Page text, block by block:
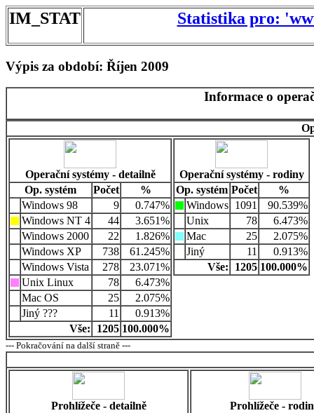
IM_STAT Statistika pro:
Výpis za období: Říjen 2009
Informace o
Operační systémy - detailně
Op. systém
Počet
%
Windows 98
9
0.747%
Windows NT 4
44
3.651%
Windows 2000
22
1.826%
Windows XP
738
61.245%
Windows Vista
278
23.071%
Unix Linux
78
6.473%
Mac OS
25
2.075%
Jiný ???
11
0.913%
Vše:
1205 100.000%
Operační systémy - rodiny
Op. systém Počet
%
Windows 1091
90.539%
Unix
78
6.473%
Mac
25
2.075%
Jiný
11
0.913%
Vše:
1205 100.000%
--- Pokračování na další straně ---
Prohlížeče - detailně
Prohlížeče -